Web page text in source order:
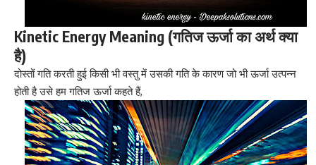
Kinetic Energy Meaning (गतिज ऊर्जा का अर्थ क्या
है)
दोस्तों गति करती हुई किसी भी वस्तु में उसकी गति के कारण जो भी ऊर्जा उत्पन्न
होती है उसे हम गतिज ऊर्जा कहते हैं,